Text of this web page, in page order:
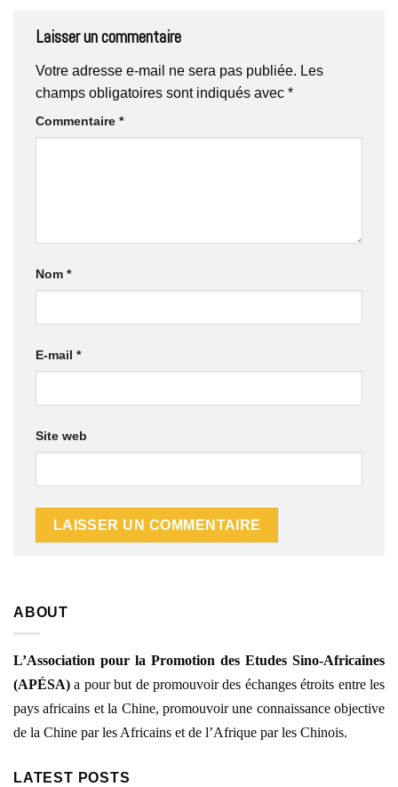
Laisser un commentaire
Votre adresse e-mail ne sera pas publiée. Les
champs obligatoires sont indiqués avec *
Commentaire *
Nom *
E-mail *
Site web
ABOUT
L’Association pour la Promotion des Etudes Sino-Africaines
(APÉSA) a pourbut de promouvoir des échanges étroits entre les
pays africains et la Chine, promouvoir une connaissance objective
de la Chine par les Africains et de l’Afrique par les Chinois.
LATEST POSTS